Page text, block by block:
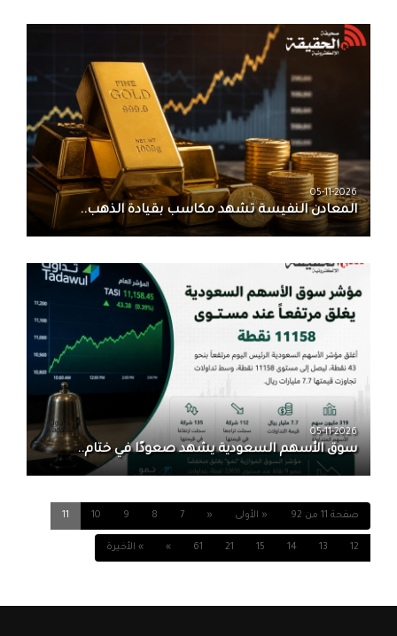
05-11-2026
المعادن النفيسة تشهد مكاسب بقيادة الذهب..
05-11-2026
سوق الأسهم السعودية يشهد صعودًا في ختام..
صفحة 11 من 92 « الأولى «
7
8
9
10
11
12
13
14
15
21
61
» » الأخيرة